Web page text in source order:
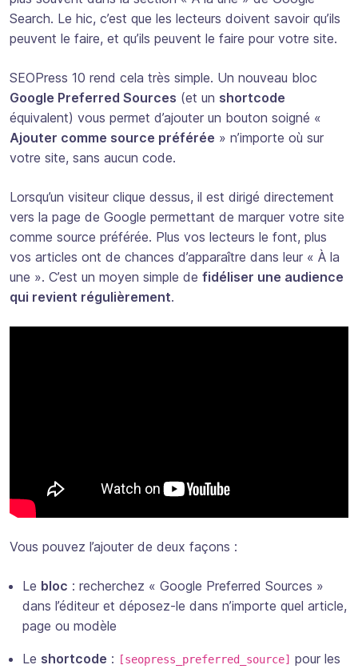
Search. Le hic, c’est que les lecteurs doivent savoir qu’ils
peuvent le faire, et qu’ils peuvent le faire pour votre site.
SEOPress 10 rend cela très simple. Un nouveau bloc
Google Preferred Sources (et un shortcode
équivalent) vous permet d’ajouter un bouton soigné «
Ajouter comme source préférée » n’importe où sur
votre site, sans aucun code.
Lorsqu’un visiteur clique dessus, il est dirigé directement
vers la page de Google permettant de marquer votre site
comme source préférée. Plus vos lecteurs le font, plus
vos articles ont de chances d’apparaître dans leur « À la
une ». C’est un moyen simple de fidéliser une audience
qui revient régulièrement.
Vous pouvez l’ajouter de deux façons :
Le bloc : recherchez « Google Preferred Sources »
dans l’éditeur et déposez-le dans n’importe quel article,
page ou modèle
Le shortcode : [seopress_preferred_source] pour les